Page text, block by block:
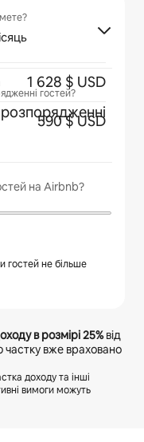
гостей?
на Airbnb?
гостей не більше
в розмірі25%від
частку вже враховано
доходу та інші
вимоги можуть
1 628 $ USD
590 $ USD